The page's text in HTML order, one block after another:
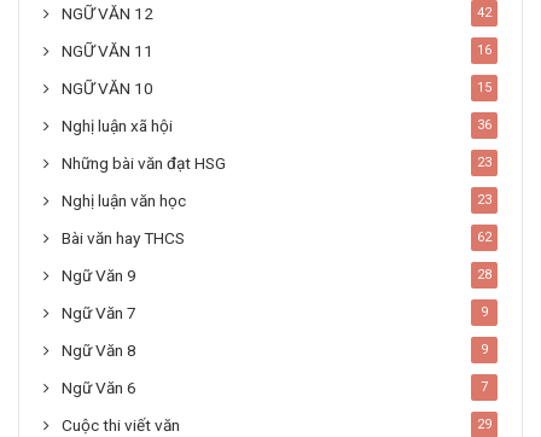
NGỮ VĂN 12 42
NGỮ VĂN 11 16
NGỮ VĂN 10 15
Nghị luận xã hội 36
Những bài văn đạt HSG 23
Nghị luận văn học 23
Bài văn hay THCS 62
Ngữ Văn 9 28
Ngữ Văn 7 9
Ngữ Văn 8 9
Ngữ Văn 6 7
Cuộc thi viết văn 29